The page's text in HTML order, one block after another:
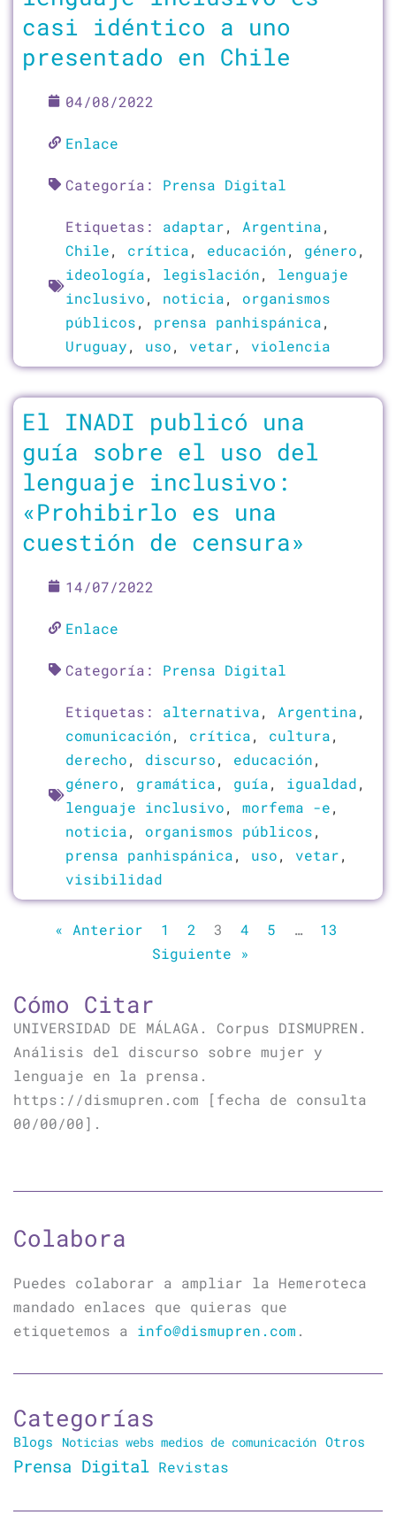
casi idéntico a uno
presentado en Chile
04/08/2022
Enlace
Categoría: Prensa Digital
Etiquetas: adaptar, Argentina,
Chile, crítica, educación, género,
ideología, legislación, lenguaje
inclusivo, noticia, organismos
públicos, prensa panhispánica,
Uruguay, uso, vetar, violencia
El INADI publicó una
guía sobre el uso del
lenguaje inclusivo:
«Prohibirlo es una
cuestión de censura»
14/07/2022
Enlace
Categoría: Prensa Digital
Etiquetas: alternativa, Argentina,
comunicación, crítica, cultura,
derecho, discurso, educación,
género, gramática, guía, igualdad,
lenguaje inclusivo, morfema -e,
noticia, organismos públicos,
prensa panhispánica, uso, vetar,
visibilidad
« Anterior 1 2 3 4 5 …
13
Siguiente »
Cómo Citar
UNIVERSIDAD DE MÁLAGA. Corpus DISMUPREN.
Análisis del discurso sobre mujer y
lenguaje en la prensa.
https://dismupren.com [fecha de consulta
00/00/00].
Colabora
Puedes colaborar a ampliar la Hemeroteca
mandado enlaces que quieras que
etiquetemos a info@dismupren.com .
Categorías
Blogs Noticias webs medios de comunicación Otros
Prensa Digital Revistas